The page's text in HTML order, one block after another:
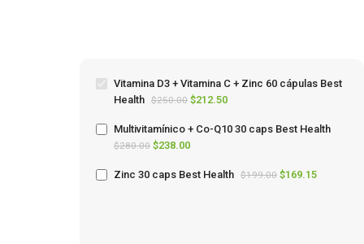
Vitamina D3 + Vitamina C + Zinc 60 cápulas Best
Health $250.00 $212.50
Multivitamínico + Co-Q10 30 caps Best Health
$280.00 $238.00
Zinc 30 caps Best Health $199.00 $169.15